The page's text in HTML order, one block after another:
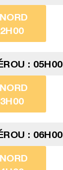
: 05H00
: 06H00